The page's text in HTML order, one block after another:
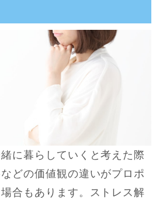
に暮らしていくと考えた際
どの価値観の違いがプロポ
合もあります。ストレス解